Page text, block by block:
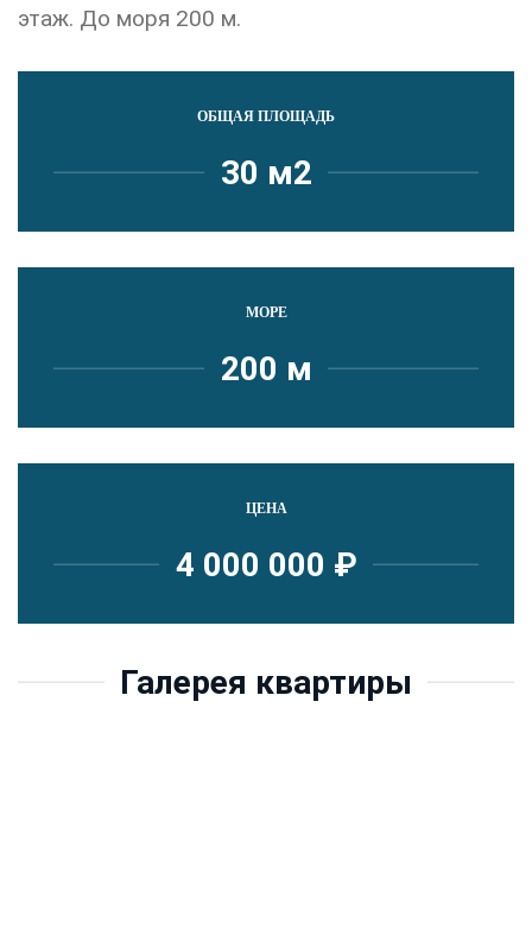
этаж. До моря 200 м.
ОБЩАЯ ПЛОЩАДЬ
30 м2
МОРЕ
200 м
ЦЕНА
4 000 000 ₽
Галерея квартиры